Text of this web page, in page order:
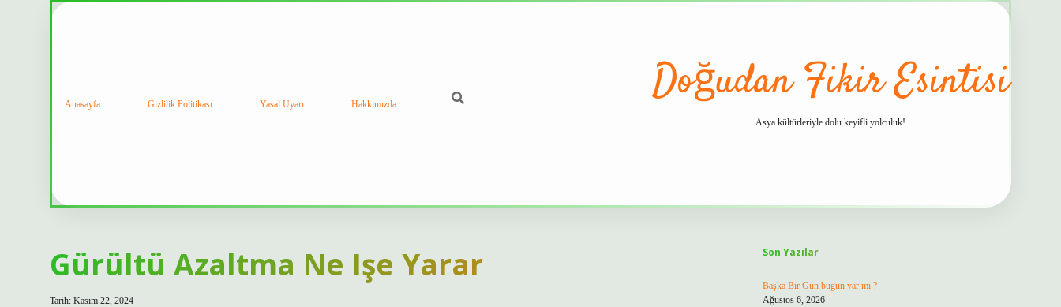
Anasayfa Gizlilik Politikası Yasal Uyarı Hakkımızda Doğudan Fikir Esintisi
Asya kültürleriyle dolu keyifli yolculuk!
Gürültü Azaltma Ne Işe Yarar
Tarih: Kasım 22, 2024
Son Yazılar
Başka Bir Gün bugün var mı ?
Ağustos 6, 2026